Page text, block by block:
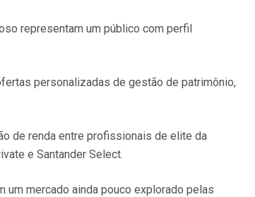
representam um público com perfil
personalizadas de gestão de patrimônio,
de renda entre profissionais de elite da
e Santander Select.
um mercado ainda pouco explorado pelas